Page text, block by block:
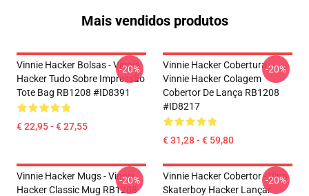
Mais vendidos produtos
Vinnie Hacker Bolsas - Vinnie
Hacker Tudo Sobre Impressão
Tote Bag RB1208 #ID8391
€ 22,95 - € 27,55
-20%
Vinnie Hacker Cobertura -
Vinnie Hacker Colagem
Cobertor De Lança RB1208
#ID8217
€ 31,28 - € 59,80
-20%
Vinnie Hacker Mugs - Vinnie
Hacker Classic Mug RB1208
-20%
Vinnie Hacker Cobertor - Vinn
Skaterboy Hacker Lançar
-20%